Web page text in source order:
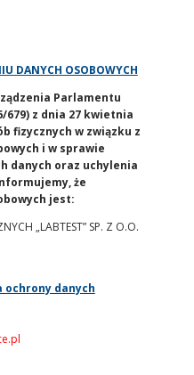
DANYCH OSOBOWYCH
Parlamentu
679) z dnia 27 kwietnia
fizycznych w związku z
i w sprawie
danych oraz uchylenia
że
jest:
„LABTEST” SP. Z O.O.
danych